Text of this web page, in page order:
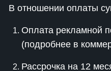
В отношении оплаты
Оплата рекламной
(подробнее в
Рассрочка на 12